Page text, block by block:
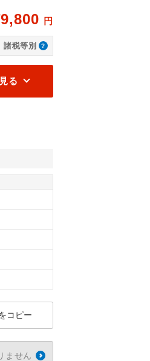
円
諸税等別
る
コピー
ません